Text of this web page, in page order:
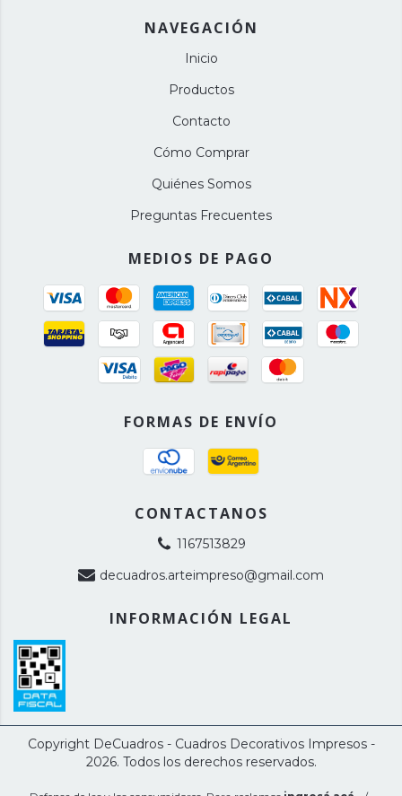
NAVEGACIÓN
Inicio
Productos
Contacto
Cómo Comprar
Quiénes Somos
Preguntas Frecuentes
MEDIOS DE PAGO
FORMAS DE ENVÍO
CONTACTANOS
1167513829
decuadros.arteimpreso@gmail.com
INFORMACIÓN LEGAL
Copyright DeCuadros - Cuadros Decorativos Impresos -
2026. Todos los derechos reservados.